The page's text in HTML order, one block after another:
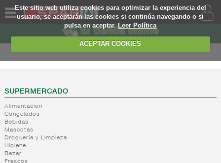
Este sitio web utiliza cookies para optimizar la experiencia del
usuario, se aceptarán las cookies si continúa navegando o si
pulsa en aceptar.Leer Política
ACEPTAR COOKIES
SOMOS
WEB
EJEMPLO
SUPERMERCADO
Alimentacion
Congelados
Bebidas
Mascotas
Droguería y Limpieza
Higiene
Bazar
Frescos